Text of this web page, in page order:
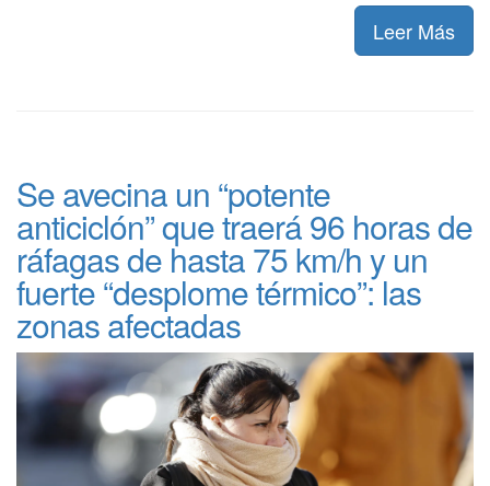
Leer Más
Se avecina un “potente
anticiclón” que traerá 96 horas de
ráfagas de hasta 75 km/h y un
fuerte “desplome térmico”: las
zonas afectadas